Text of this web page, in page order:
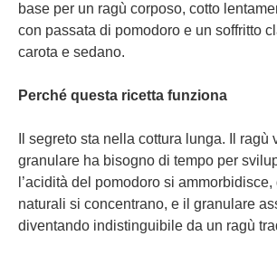
base per un ragù corposo, cotto
con passata di pomodoro e un soffritto
carota e sedano.
Perché questa ricetta funziona
Il segreto sta nella cottura lunga. Il ragù
granulare ha bisogno di tempo per
l’acidità del pomodoro si
naturali si concentrano, e il granulare
diventando indistinguibile da un ragù